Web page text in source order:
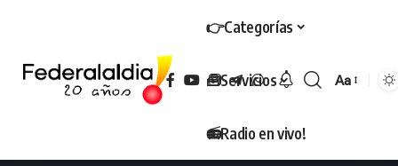
👉Categorías
🧰Servicios
📻Radio en vivo!
Tamaño
Aa